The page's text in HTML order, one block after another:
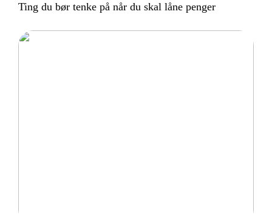
Ting du bør tenke på når du skal låne penger